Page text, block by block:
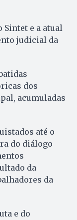
e a atual
judicial da
dos
acumuladas
até o
do diálogo
da
da
e do